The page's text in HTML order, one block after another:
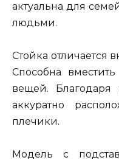
актуальна для
людьми.
Стойка отличается
Способна
вещей.
аккуратно
плечики.
Модель с